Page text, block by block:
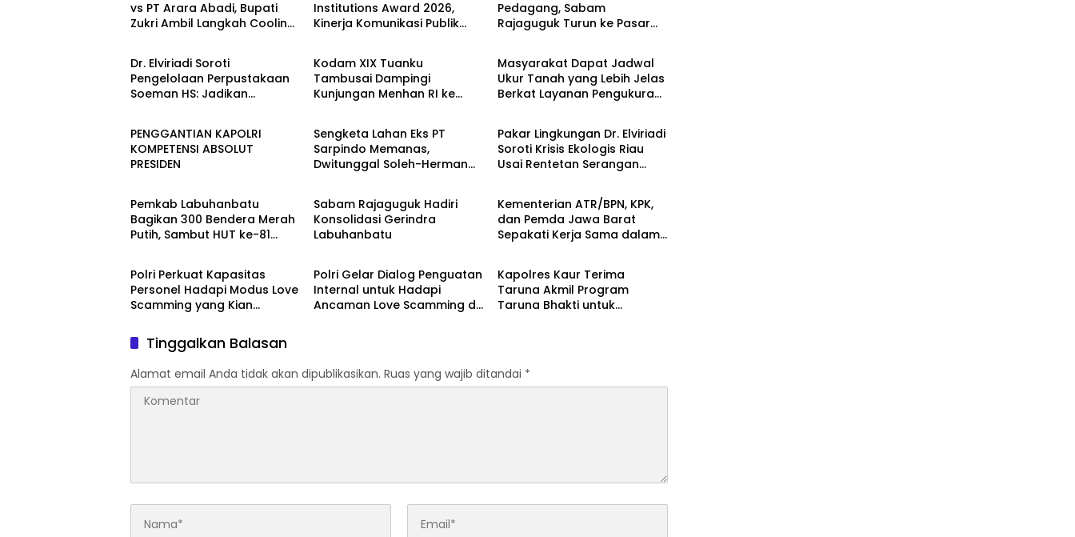
vs PT Arara Abadi, Bupati
Zukri Ambil Langkah Cooling
Institutions Award 2026,
Kinerja Komunikasi Publik
Pedagang, Sabam
Rajaguguk Turun ke Pasar
Berita
Dr. Elviriadi Soroti
Pengelolaan Perpustakaan
Soeman HS: Jadikan
Intelektual
Berita
Kodam XIX Tuanku
Tambusai Dampingi
Kunjungan Menhan RI ke
Satuan
Berita
Masyarakat Dapat Jadwal
Ukur Tanah yang Lebih Jelas
Berkat Layanan Pengukuran
Berita
PENGGANTIAN KAPOLRI
KOMPETENSI ABSOLUT
PRESIDEN
Berita
Sengketa Lahan Eks PT
Sarpindo Memanas,
Dwitunggal Soleh-Herman
Berita
Pakar Lingkungan Dr. Elviriadi
Soroti Krisis Ekologis Riau
Usai Rentetan Serangan
Beruang Terhadap Warga
Berita
Pemkab Labuhanbatu
Bagikan 300 Bendera Merah
Putih, Sambut HUT ke-81
Berita
Sabam Rajaguguk Hadiri
Konsolidasi Gerindra
Labuhanbatu
Berita
Kementerian ATR/BPN, KPK,
dan Pemda Jawa Barat
Sepakati Kerja Sama dalam
Daerah
Berita
Polri Perkuat Kapasitas
Personel Hadapi Modus Love
Scamming yang Kian
Berita
Polri Gelar Dialog Penguatan
Internal untuk Hadapi
Ancaman Love Scamming di
Berita
Kapolres Kaur Terima
Taruna Akmil Program
Taruna Bhakti untuk
Tinggalkan Balasan
Alamat email Anda tidak akan dipublikasikan. Ruas yang wajib ditandai *